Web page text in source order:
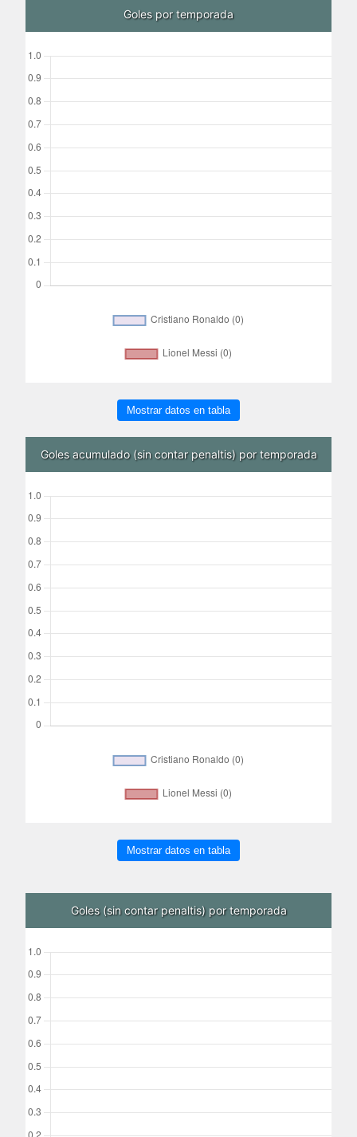
Goles por temporada
Mostrar datos en tabla
Goles acumulado (sin contar penaltis) por temporada
Mostrar datos en tabla
Goles (sin contar penaltis) por temporada